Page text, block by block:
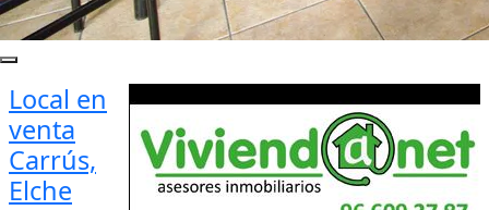
Local en
venta
Carrús,
Elche